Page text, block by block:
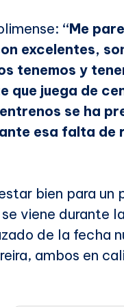
“Me
excelentes,
tenemos y
que juega de
se ha
esa falta
bien para
viene durante
de la fecha
ambos en